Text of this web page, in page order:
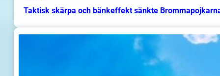
Taktisk skärpa och bänkeffekt sänkte